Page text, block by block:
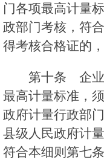
门各项最高计量
政部门考核，符
得考核合格证的
第十条 企业
最高计量标准，
政府计量行政部
县级人民政府计
符合本细则第七